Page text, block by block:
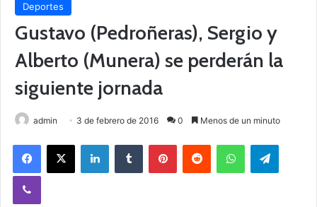
Deportes
Gustavo (Pedroñeras), Sergio y
Alberto (Munera) se perderán la
siguiente jornada
admin 3 de febrero de 2016 0 Menos de un minuto